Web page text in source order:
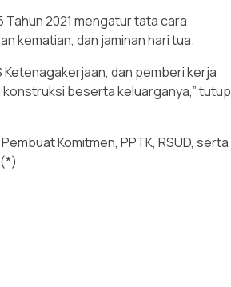
2021 mengatur tata cara
kematian, dan jaminan hari tua.
dan pemberi kerja
beserta keluarganya,” tutup
Komitmen, PPTK, RSUD, serta